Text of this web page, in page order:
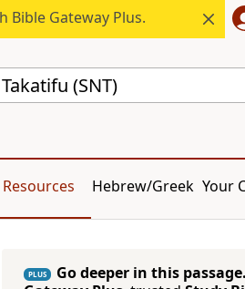
Bible Gateway Plus.
(SNT)
Resources Hebrew/Greek Your
PLUS Go deeper in this passage.